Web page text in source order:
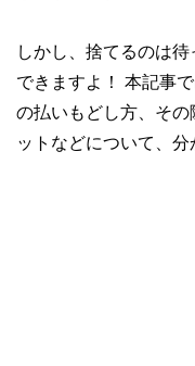
しかし、捨てるのは
できますよ！ 本記事
の払いもどし方、そ
ットなどについて、分